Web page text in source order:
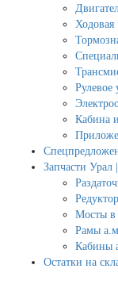
Ходовая
Рулевое
Кабина
Запчасти Урал
Мосты в
Рамы
Кабины
Остатки на